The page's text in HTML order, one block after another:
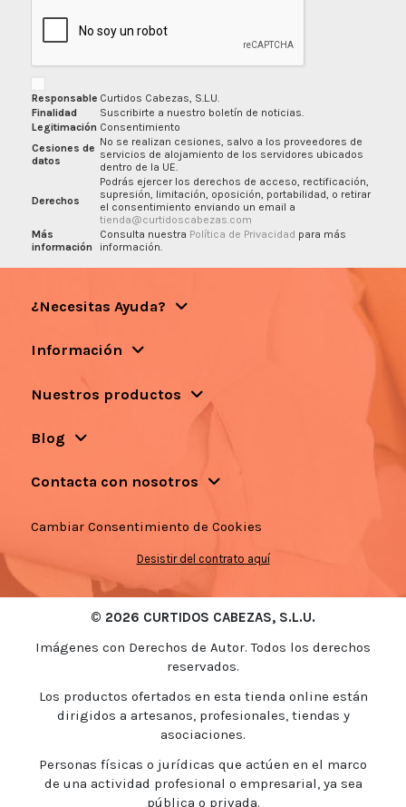
Responsable Curtidos Cabezas, S.L.U.
Finalidad
Suscribirte a nuestro boletín de noticias.
Legitimación Consentimiento
Cesiones de
datos
No se realizan cesiones, salvo a los proveedores de
servicios de alojamiento de los servidores ubicados
dentro de la UE.
Derechos
Podrás ejercer los derechos de acceso, rectificación,
supresión, limitación, oposición, portabilidad, o retirar
el consentimiento enviando un email a
tienda@curtidoscabezas.com
Más
información
Consulta nuestra Política de Privacidad para más
información.
¿Necesitas Ayuda?
Información
Nuestros productos
Blog
Contacta con nosotros
Cambiar Consentimiento de Cookies
Desistir del contrato aquí
© 2026 CURTIDOS CABEZAS, S.L.U.
Imágenes con Derechos de Autor. Todos los derechos
reservados.
Los productos ofertados en esta tienda online están
dirigidos a artesanos, profesionales, tiendas y
asociaciones.
Personas físicas o jurídicas que actúen en el marco
de una actividad profesional o empresarial, ya sea
pública o privada.